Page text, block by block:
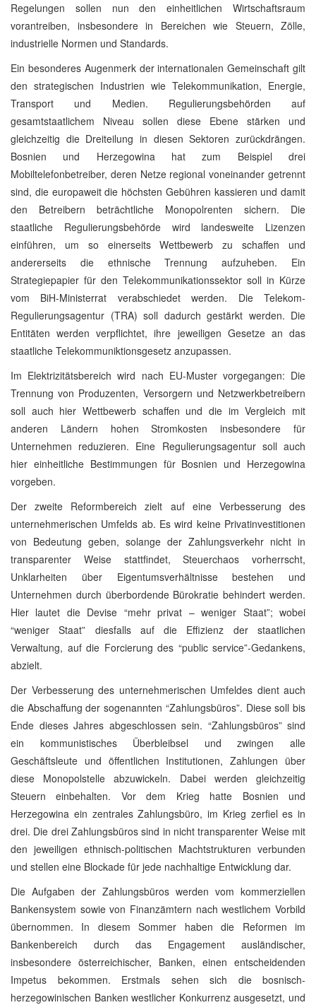
Regelungen sollen nun den einheitlichen Wirtschaftsraum
vorantreiben, insbesondere in Bereichen wie Steuern, Zölle,
industrielle Normen und Standards.
Ein besonderes Augenmerk der internationalen Gemeinschaft gilt
den strategischen Industrien wie Telekommunikation, Energie,
Transport und Medien. Regulierungsbehörden auf
gesamtstaatlichem Niveau sollen diese Ebene stärken und
gleichzeitig die Dreiteilung in diesen Sektoren zurückdrängen.
Bosnien und Herzegowina hat zum Beispiel drei
Mobiltelefonbetreiber, deren Netze regional voneinander getrennt
sind, die europaweit die höchsten Gebühren kassieren und damit
den Betreibern beträchtliche Monopolrenten sichern. Die
staatliche Regulierungsbehörde wird landesweite Lizenzen
einführen, um so einerseits Wettbewerb zu schaffen und
andererseits die ethnische Trennung aufzuheben. Ein
Strategiepapier für den Telekommunikationssektor soll in Kürze
vom BiH-Ministerrat verabschiedet werden. Die Telekom-
Regulierungsagentur (TRA) soll dadurch gestärkt werden. Die
Entitäten werden verpflichtet, ihre jeweiligen Gesetze an das
staatliche Telekommuniktionsgesetz anzupassen.
Im Elektrizitätsbereich wird nach EU-Muster vorgegangen: Die
Trennung von Produzenten, Versorgern und Netzwerkbetreibern
soll auch hier Wettbewerb schaffen und die im Vergleich mit
anderen Ländern hohen Stromkosten insbesondere für
Unternehmen reduzieren. Eine Regulierungsagentur soll auch
hier einheitliche Bestimmungen für Bosnien und Herzegowina
vorgeben.
Der zweite Reformbereich zielt auf eine Verbesserung des
unternehmerischen Umfelds ab. Es wird keine Privatinvestitionen
von Bedeutung geben, solange der Zahlungsverkehr nicht in
transparenter Weise stattfindet, Steuerchaos vorherrscht,
Unklarheiten über Eigentumsverhältnisse bestehen und
Unternehmen durch überbordende Bürokratie behindert werden.
Hier lautet die Devise “mehr privat – weniger Staat”; wobei
“weniger Staat” diesfalls auf die Effizienz der staatlichen
Verwaltung, auf die Forcierung des “public service”-Gedankens,
abzielt.
Der Verbesserung des unternehmerischen Umfeldes dient auch
die Abschaffung der sogenannten “Zahlungsbüros”. Diese soll bis
Ende dieses Jahres abgeschlossen sein. “Zahlungsbüros” sind
ein kommunistisches Überbleibsel und zwingen alle
Geschäftsleute und öffentlichen Institutionen, Zahlungen über
diese Monopolstelle abzuwickeln. Dabei werden gleichzeitig
Steuern einbehalten. Vor dem Krieg hatte Bosnien und
Herzegowina ein zentrales Zahlungsbüro, im Krieg zerfiel es in
drei. Die drei Zahlungsbüros sind in nicht transparenter Weise mit
den jeweiligen ethnisch-politischen Machtstrukturen verbunden
und stellen eine Blockade für jede nachhaltige Entwicklung dar.
Die Aufgaben der Zahlungsbüros werden vom kommerziellen
Bankensystem sowie von Finanzämtern nach westlichem Vorbild
übernommen. In diesem Sommer haben die Reformen im
Bankenbereich durch das Engagement ausländischer,
insbesondere österreichischer, Banken, einen entscheidenden
Impetus bekommen. Erstmals sehen sich die bosnisch-
herzegowinischen Banken westlicher Konkurrenz ausgesetzt, und